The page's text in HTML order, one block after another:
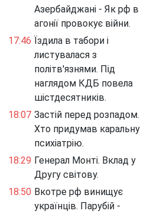
Азербайджані - Як рф в
агонії провокує війни.
17:46 Їздила в табори і
листувалася з
політв'язнями. Під
наглядом КДБ повела
шістдесятників.
18:07 Застій перед розпадом.
Хто придумав каральну
психіатрію.
18:29 Генерал Монті. Вклад у
Другу світову.
18:50 Вкотре рф винищує
українців. Парубій -